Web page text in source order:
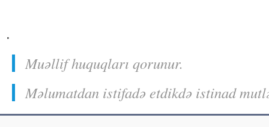
.
Muəllif huquqları qorunur.
Məlumatdan istifadə etdikdə istinad